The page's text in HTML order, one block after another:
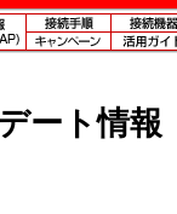
ート情報